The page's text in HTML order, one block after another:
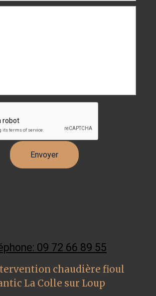
09 72 66 89 55
chaudière fioul
La Colle sur Loup